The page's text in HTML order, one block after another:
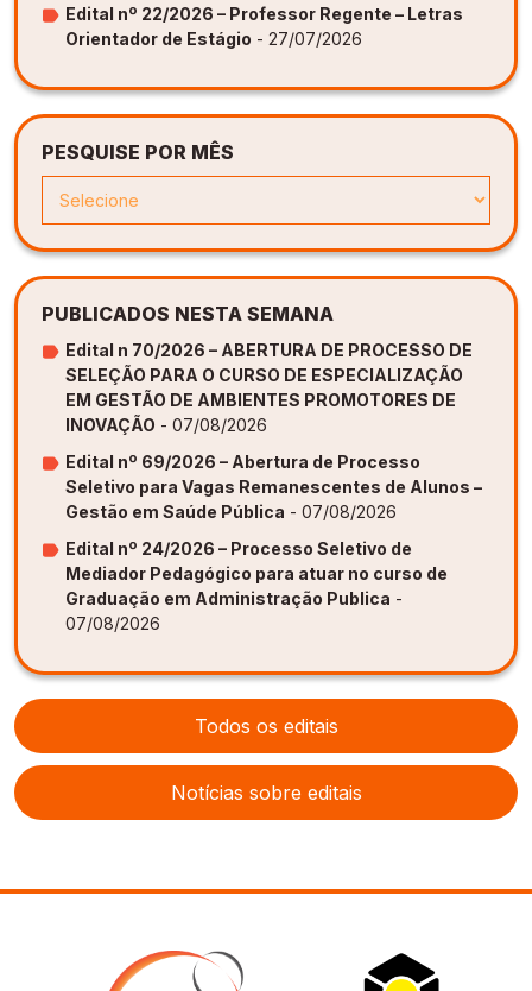
Edital nº 22/2026 – Professor Regente – Letras
Orientador de Estágio - 27/07/2026
PESQUISE POR MÊS
PUBLICADOS NESTA SEMANA
Edital n 70/2026 – ABERTURA DE PROCESSO DE
SELEÇÃO PARA O CURSO DE ESPECIALIZAÇÃO
EM GESTÃO DE AMBIENTES PROMOTORES DE
INOVAÇÃO - 07/08/2026
Edital nº 69/2026 – Abertura de Processo
Seletivo para Vagas Remanescentes de Alunos –
Gestão em Saúde Pública - 07/08/2026
Edital nº 24/2026 – Processo Seletivo de
Mediador Pedagógico para atuar no curso de
Graduação em Administração Publica -
07/08/2026
Todos os editais
Notícias sobre editais